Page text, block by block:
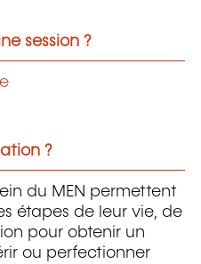
session ?
?
du MEN permettent
étapes de leur vie, de
pour obtenir un
ou perfectionner